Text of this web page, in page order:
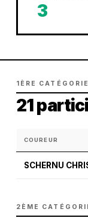
3
1ÈRE CATÉGORIE
21
COUREUR
SCHERNU
2ÈME